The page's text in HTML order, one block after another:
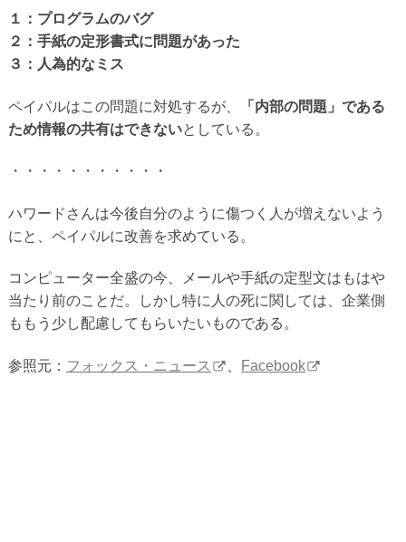
１：プログラムのバグ
２：手紙の定形書式に問題があった
３：人為的なミス
ペイパルはこの問題に対処するが、
「内部の問題」である
ため情報の共有はできないとしている。
・・・・・・・・・・・
ハワードさんは今後自分のように傷つく人が増えないよう
にと、ペイパルに改善を求めている。
コンピューター全盛の今、メールや手紙の定型文はもはや
当たり前のことだ。しかし特に人の死に関しては、企業側
ももう少し配慮してもらいたいものである。
参照元： フォックス・ニュース Facebook